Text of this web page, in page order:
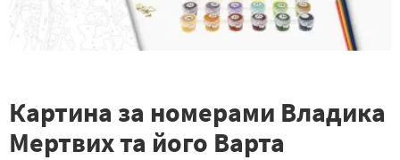
Картина за номерами Владика
Мертвих та його Варта